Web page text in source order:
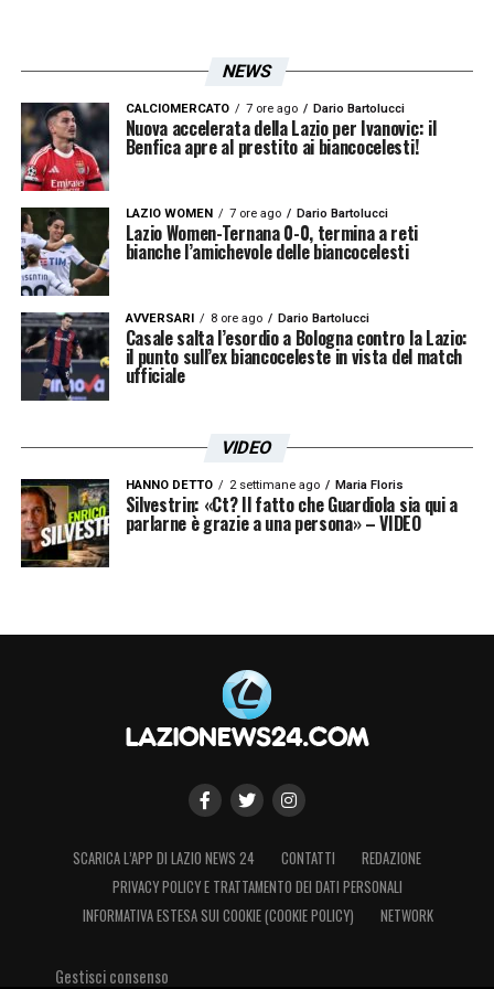
NEWS
CALCIOMERCATO 7 ore ago Dario Bartolucci
Nuova accelerata della Lazio per Ivanovic: il
Benfica apre al prestito ai biancocelesti!
LAZIO WOMEN 7 ore ago Dario Bartolucci
Lazio Women-Ternana 0-0, termina a reti
bianche l’amichevole delle biancocelesti
AVVERSARI 8 ore ago Dario Bartolucci
Casale salta l’esordio a Bologna contro la Lazio:
il punto sull’ex biancoceleste in vista del match
ufficiale
VIDEO
HANNO DETTO 2 settimane ago Maria Floris
Silvestrin: «Ct? Il fatto che Guardiola sia qui a
parlarne è grazie a una persona» – VIDEO
SCARICA L’APP DI LAZIO NEWS 24 CONTATTI
REDAZIONE
PRIVACY POLICY E TRATTAMENTO DEI DATI PERSONALI
INFORMATIVA ESTESA SUI COOKIE (COOKIE POLICY)
NETWORK
Gestisci consenso